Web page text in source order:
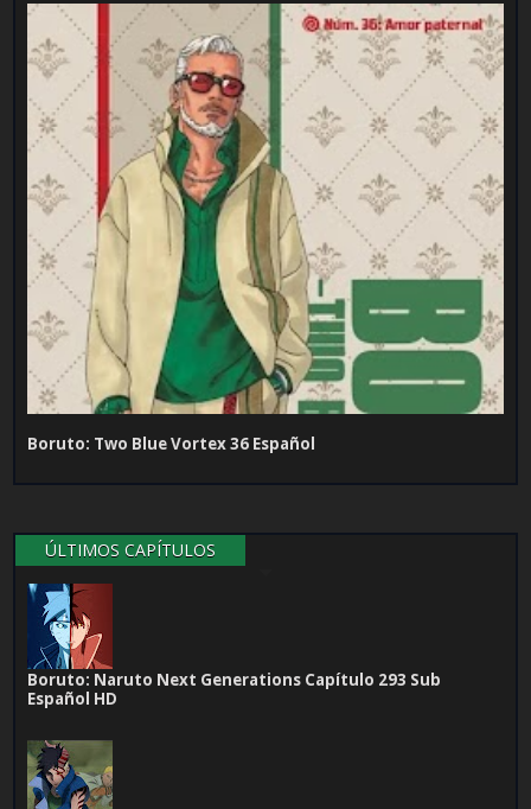
Boruto: Two Blue Vortex 36 Español
ÚLTIMOS CAPÍTULOS
Boruto: Naruto Next Generations Capítulo 293 Sub
Español HD